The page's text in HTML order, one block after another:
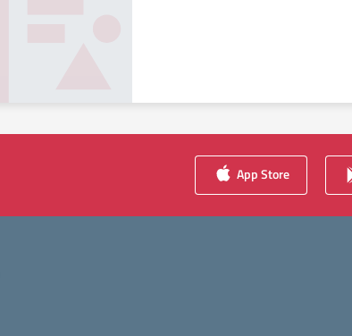
App Store